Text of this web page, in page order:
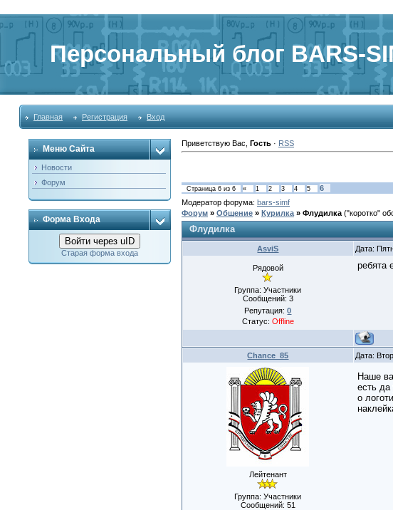
Персональный блог BARS-
Главная Регистрация Вход
Меню Сайта
Новости
Форум
Форма Входа
Войти через uID
Старая форма входа
Приветствую Вас Гость· RSS
Страница 6из 6 « 1 2 3 4 5
6
Модератор форума: bars-simf
Форум » Общение » Курилка » Флудилка ("коротко"
Флудилка
AsviS Дата:
Рядовой
Группа: Участники
Сообщений: 3
Репутация:0
Статус: Offline
ребята
Chance_85 Дата:
Лейтенант
Группа: Участники
Сообщений: 51
Наше
есть
о